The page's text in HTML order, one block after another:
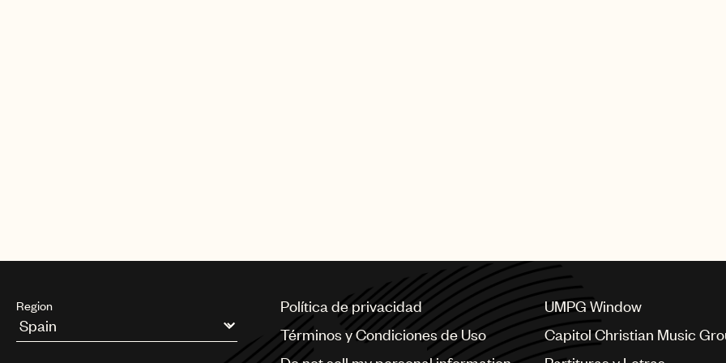
Region
Argentina
Política de privacidad
Términos y Condiciones de Uso
UMPG Window
Capitol Christian Music